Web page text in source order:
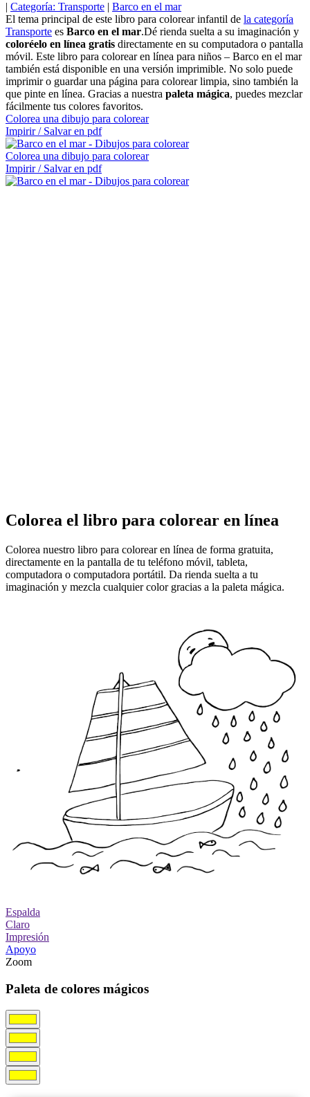
| Categoría: Transporte | Barco en el mar
El tema principal de este libro para colorear infantil de la categoría
Transporte es Barco en el mar.Dé rienda suelta a su imaginación y
coloréelo en línea gratis directamente en su computadora o pantalla
móvil. Este libro para colorear en línea para niños – Barco en el mar
también está disponible en una versión imprimible. No solo puede
imprimir o guardar una página para colorear limpia, sino también la
que pinte en línea. Gracias a nuestra paleta mágica, puedes mezclar
fácilmente tus colores favoritos.
Colorea una dibujo para colorear
Impirir / Salvar en pdf
Colorea una dibujo para colorear
Impirir / Salvar en pdf
Colorea el libro para colorear en línea
Colorea nuestro libro para colorear en línea de forma gratuita,
directamente en la pantalla de tu teléfono móvil, tableta,
computadora o computadora portátil. Da rienda suelta a tu
imaginación y mezcla cualquier color gracias a la paleta mágica.
Espalda
Claro
Impresión
Apoyo
Zoom
Paleta de colores mágicos